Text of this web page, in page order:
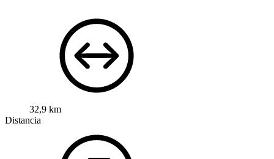
32,9 km
Distancia